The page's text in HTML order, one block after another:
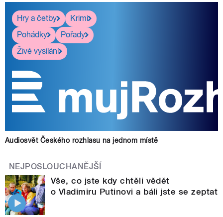
Hry a četby
Krimi
Pohádky
Pořady
Živé vysílání
Audiosvět Českého rozhlasu na jednom místě
NEJPOSLOUCHANĚJŠÍ
Vše, co jste kdy chtěli vědět
o Vladimiru Putinovi a báli jste se zeptat